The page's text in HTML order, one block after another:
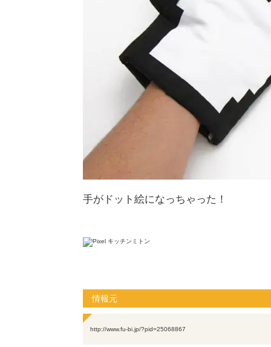
手がドット絵になっちゃった！
情報元
http://www.fu-bi.jp/?pid=25068867